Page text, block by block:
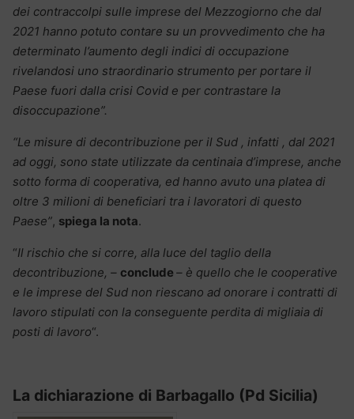
dei contraccolpi sulle imprese del Mezzogiorno che dal
2021 hanno potuto contare su un provvedimento che ha
determinato l’aumento degli indici di occupazione
rivelandosi uno straordinario strumento per portare il
Paese fuori dalla crisi Covid e per contrastare la
disoccupazione”.
“Le misure di decontribuzione per il Sud , infatti , dal 2021
ad oggi, sono state utilizzate da centinaia d’imprese, anche
sotto forma di cooperativa, ed hanno avuto una platea di
oltre 3 milioni di beneficiari tra i lavoratori di questo
Paese”, spiega la nota.
“Il rischio che si corre, alla luce del taglio della
decontribuzione, – conclude – è quello che le cooperative
e le imprese del Sud non riescano ad onorare i contratti di
lavoro stipulati con la conseguente perdita di migliaia di
posti di lavoro“.
La dichiarazione di Barbagallo (Pd Sicilia)